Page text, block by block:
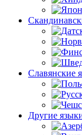
Славянские
Другие